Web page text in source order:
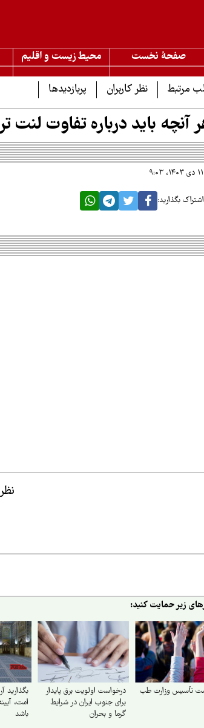
صفحۀ نخست محیط زیست و اقلیم
مرتبط
نظر کاربران پربازدیدها
آنچه باید درباره تفاوت لنت ترمز
۱۱ دی ۱۴۰۳، ۹:۰۳
بگذارید:
زیر حمایت کنید:
تأسیس وزارت طب
درخواست اولویت برق پایدار
برای جنوب ایران در شرایط
گرما و بحران
بگذارید
امت،
باشد